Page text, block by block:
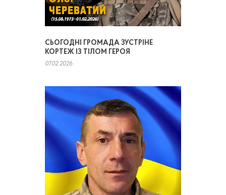
СЬОГОДНІ ГРОМАДА ЗУСТРІНЕ
КОРТЕЖ ІЗ ТІЛОМ ГЕРОЯ
07.02.2026